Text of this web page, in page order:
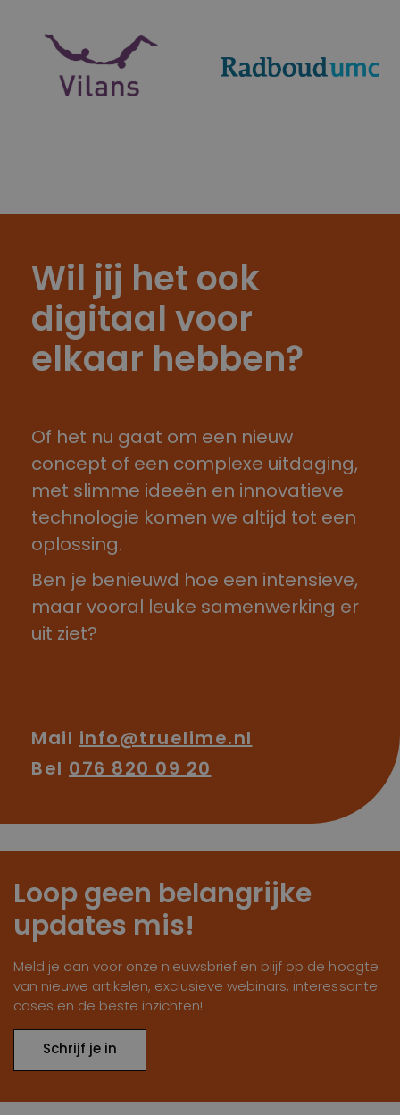
Wil jij het ook
digitaal voor
elkaar hebben?
Of het nu gaat om een nieuw
concept of een complexe uitdaging,
met slimme ideeën en innovatieve
technologie komen we altijd tot een
oplossing.
Ben je benieuwd hoe een intensieve,
maar vooral leuke samenwerking er
uit ziet?
Mail info@truelime.nl
Bel 076 820 09 20
Loop geen belangrijke
updates mis!
Meld je aan voor onze nieuwsbrief en blijf op de hoogte
van nieuwe artikelen, exclusieve webinars, interessante
cases en de beste inzichten!
Schrijf je in